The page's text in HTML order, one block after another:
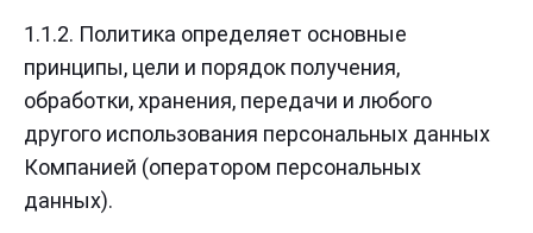
1.1.2. Политика определяет основные
принципы, цели и порядок получения,
обработки, хранения, передачи и любого
другого использования персональных данных
Компанией (оператором персональных
данных).